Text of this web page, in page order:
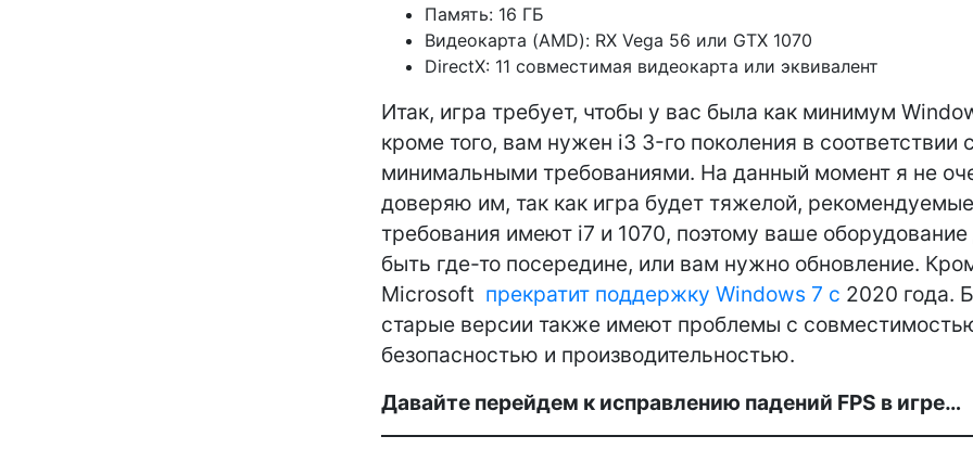
Память: 16 ГБ
Видеокарта (AMD): RX Vega 56 или GTX 1070
DirectX: 11 совместимая видеокарта или эквивалент
Итак, игра требует, чтобы у вас была как минимум
кроме того, вам нужен i3 3-го поколения в соответствии с
минимальными требованиями. На данный момент я не
доверяю им, так как игра будет тяжелой, рекомендуемые
требования имеют i7 и 1070, поэтому ваше
быть где-то посередине, или вам нужно обновление.
Microsoft прекратит поддержку Windows 7 с 2020 года.
старые версии также имеют проблемы с
безопасностью и производительностью.
Давайте перейдем к исправлению падений FPS в игре…